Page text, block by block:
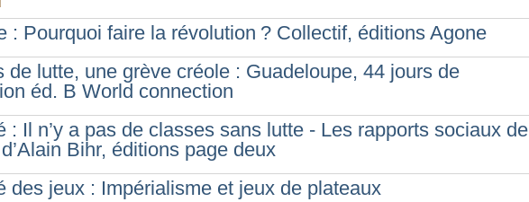
: Pourquoi faire la révolution ? Collectif, éditions Agone
de lutte, une grève créole : Guadeloupe, 44 jours de
éd. B World connection
: Il n’y a pas de classes sans lutte - Les rapports sociaux de
Bihr, éditions page deux
des jeux : Impérialisme et jeux de plateaux